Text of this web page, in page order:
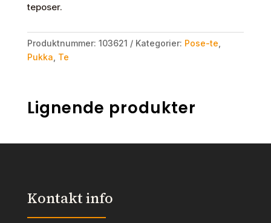
teposer.
Produktnummer: 103621 Kategorier: Pose-te,
Pukka, Te
Lignende produkter
Kontakt info